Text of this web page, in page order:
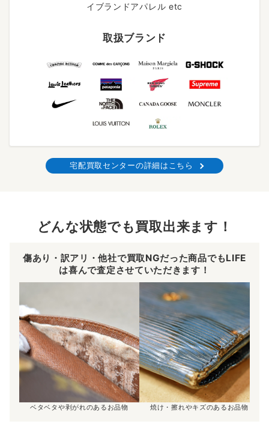
イブランドアパレル etc
取扱ブランド
宅配買取センターの詳細はこちら
どんな状態でも買取出来ます！
傷あり・訳アリ・他社で買取NGだった商品でもLIFE
は喜んで査定させていただきます！
ベタベタや剥がれのあるお品物 焼け・擦れやキズのあるお品物